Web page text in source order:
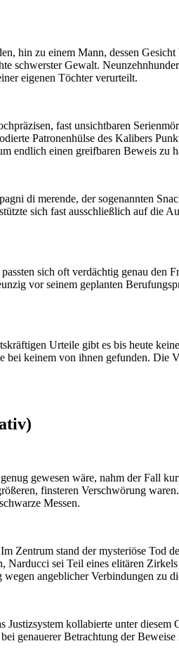
hin zu einem Mann, dessen
schwerster Gewalt.
eigenen Töchter verurteilt.
fast unsichtbaren
Patronenhülse des Kalibers
endlich einen greifbaren Beweis zu
di merende, der sogenannten
sich fast ausschließlich auf die
sich oft verdächtig genau den
vor seinem geplanten
Urteile gibt es bis heute
keinem von ihnen gefunden. Die
gewesen wäre, nahm der Fall
finsteren Verschwörung
Messen.
stand der mysteriöse Tod
sei Teil eines elitären
angeblicher Verbindungen zu
kollabierte unter
genauerer Betrachtung der